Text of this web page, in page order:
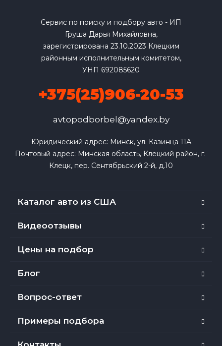
Сервис по поиску и подбору авто - ИП
Груша Дарья Михайловна,
зарегистрирована 23.10.2023 Клецким
районным исполнительным комитетом,
УНП 692085620
+375(25)906-20-53
avtopodborbel@yandex.by
Юридический адрес: Минск, ул. Казинца 11А
Почтовый адрес: Минская область, Клецкий район, г.
Клецк, пер. Сентябрьский 2-й, д.10
Каталог авто из США
Видеоотзывы
Цены на подбор
Блог
Вопрос-ответ
Примеры подбора